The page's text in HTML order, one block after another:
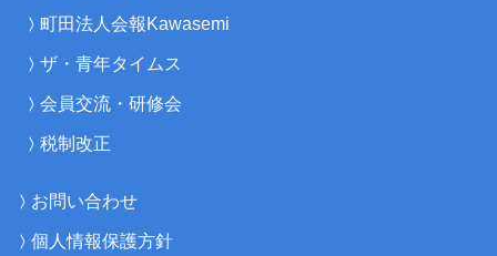
町田法人会報Kawasemi
ザ・青年タイムス
会員交流・研修会
税制改正
お問い合わせ
個人情報保護方針